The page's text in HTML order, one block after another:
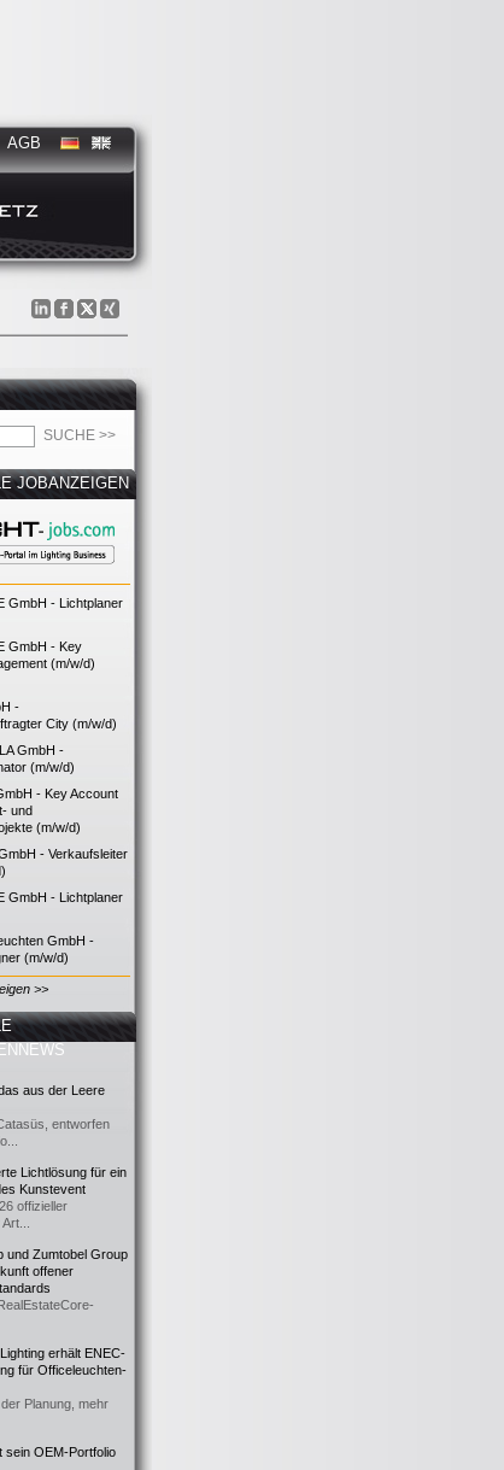
AGB
JOBANZEIGEN
GmbH - Lichtplaner
GmbH - Key
(m/w/d)
-
City (m/w/d)
GmbH -
(m/w/d)
- Key Account
und
(m/w/d)
- Verkaufsleiter
GmbH - Lichtplaner
GmbH -
(m/w/d)
>>
aus der Leere
entworfen
Lichtlösung für ein
Kunstevent
offizieller
und Zumtobel Group
offener
erhält ENEC-
für Officeleuchten-
Planung, mehr
sein OEM-Portfolio